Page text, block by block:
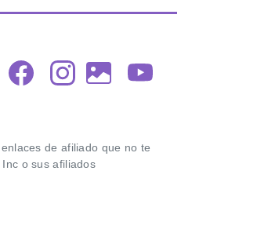
de afiliado que no te
o sus afiliados